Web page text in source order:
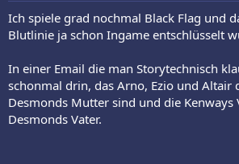
Ich spiele grad nochmal Black Flag und
Blutlinie ja schon Ingame entschlüsselt
In einer Email die man Storytechnisch
schonmal drin, das Arno, Ezio und Altair
Desmonds Mutter sind und die Kenways
Desmonds Vater.